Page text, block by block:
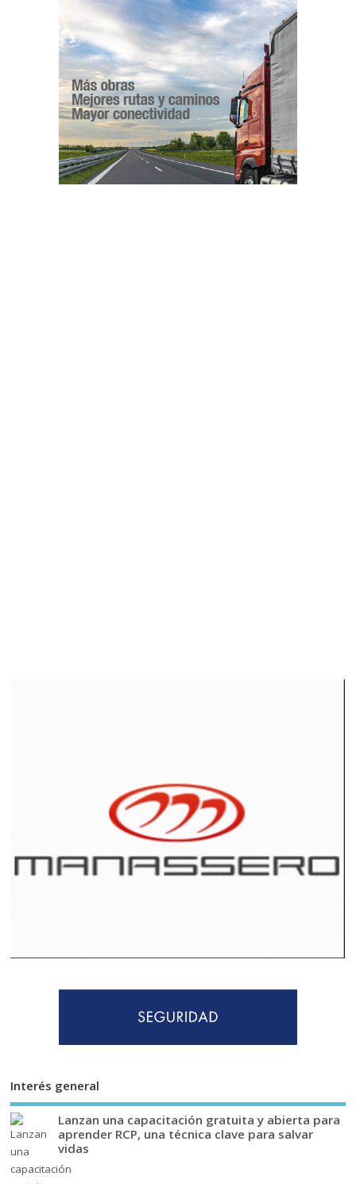
Interés general
Lanzan una capacitación gratuita y abierta para
aprender RCP, una técnica clave para salvar
vidas